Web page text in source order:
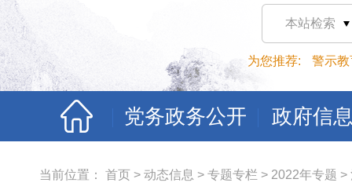
本站检索
为您推荐: 警示教
党务政务公开 政府信
当前位置： 首页 > 动态信息 > 专题专栏 > 2022年专题 >